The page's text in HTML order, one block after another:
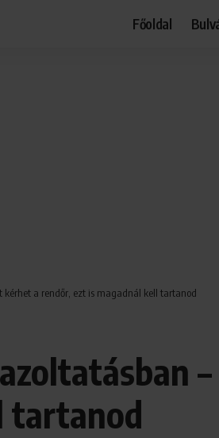
Főoldal
kérhet a rendőr, ezt is magadnál kell tartanod
tartanod